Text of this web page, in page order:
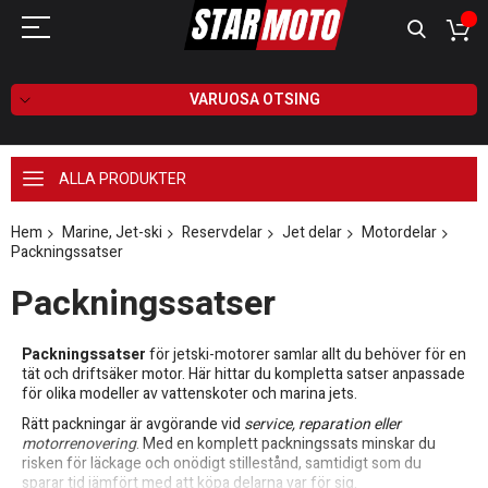
VARUOSA OTSING
ALLA PRODUKTER
Hem Marine, Jet-ski Reservdelar Jet delar
Motordelar
Packningssatser
Packningssatser
Packningssatserför jetski-motorer samlar allt du behöver för en
tät och driftsäker motor. Här hittar du kompletta satser anpassade
för olika modeller av vattenskoter och marina jets.
Rätt packningar är avgörande vid service, reparation eller
motorrenovering. Med en komplett packningssats minskar du
risken för läckage och onödigt stillestånd, samtidigt som du
sparar tid jämfört med att köpa delarna var för sig.